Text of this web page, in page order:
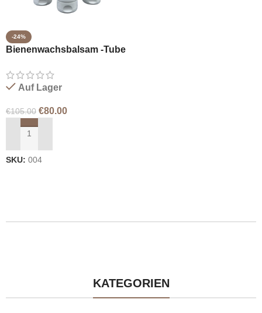
-24%
Bienenwachsbalsam -Tube
Auf Lager
€105.00 €80.00
IN DEN WARENKORB LEGEN
SKU: 004
KATEGORIEN